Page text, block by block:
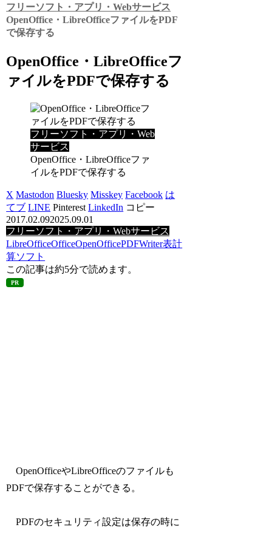
フリーソフト・アプリ・Webサービス
OpenOffice・LibreOfficeファイルをPDF
で保存する
OpenOffice・LibreOfficeフ
ァイルをPDFで保存する
フリーソフト・アプリ・Web
サービス
OpenOffice・LibreOfficeファ
イルをPDFで保存する
X Mastodon Bluesky Misskey Facebook は
てブ LINE Pinterest LinkedIn コピー
2017.02.092025.09.01
フリーソフト・アプリ・Webサービス
LibreOfficeOfficeOpenOfficePDFWriter表計
算ソフト
この記事は約5分で読めます。
PR
OpenOfficeやLibreOfficeのファイルも
PDFで保存することができる。
PDFのセキュリティ設定は保存の時に